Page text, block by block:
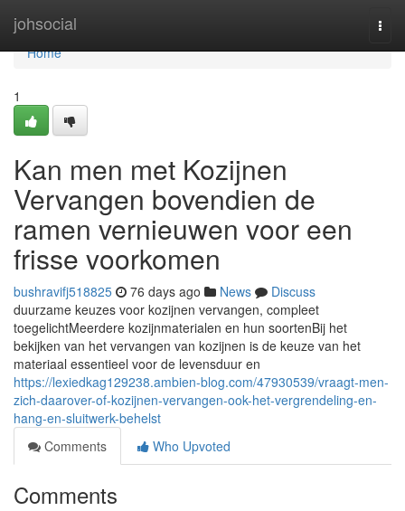
johsocial
Home
Home
1
Kan men met Kozijnen
Vervangen bovendien de
ramen vernieuwen voor een
frisse voorkomen
bushravifj518825 76 days ago News
Discuss
duurzame keuzes voor kozijnen vervangen, compleet
toegelichtMeerdere kozijnmaterialen en hun soortenBij het
bekijken van het vervangen van kozijnen is de keuze van het
materiaal essentieel voor de levensduur en
https://lexiedkag129238.ambien-blog.com/47930539/vraagt-men-
zich-daarover-of-kozijnen-vervangen-ook-het-vergrendeling-en-
hang-en-sluitwerk-behelst
Comments
Who Upvoted
Comments